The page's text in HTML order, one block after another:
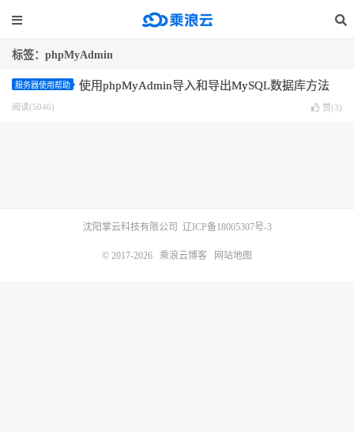
标签：phpMyAdmin
服务器使用帮助 使用phpMyAdmin导入和导出MySQL数据库方法
阅读(5046) 赞(3)
沈阳掌云科技有限公司 辽ICP备18005307号-3
© 2017-2026 乘浪云博客 网站地图